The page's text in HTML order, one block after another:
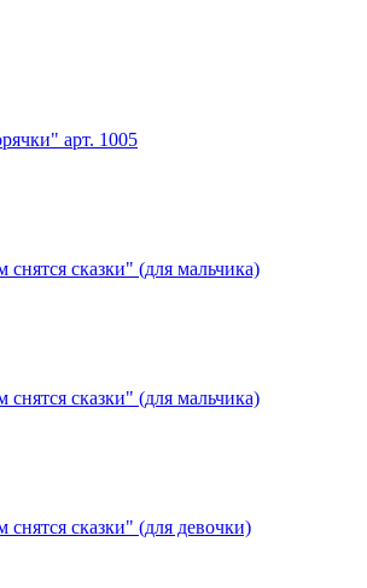
арт. 1005
сказки" (для мальчика)
сказки" (для мальчика)
сказки" (для девочки)